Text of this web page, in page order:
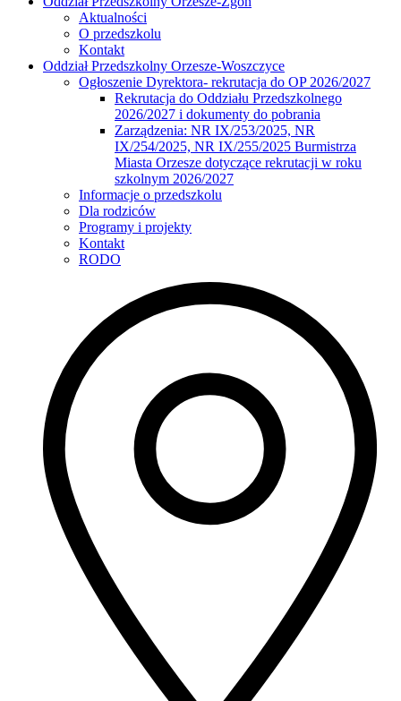
Aktualności
O przedszkolu
Kontakt
Oddział Przedszkolny Orzesze-Woszczyce
Ogłoszenie Dyrektora- rekrutacja do OP 2026/2027
Rekrutacja do Oddziału Przedszkolnego
2026/2027 i dokumenty do pobrania
Zarządzenia: NR IX/253/2025, NR
IX/254/2025, NR IX/255/2025 Burmistrza
Miasta Orzesze dotyczące rekrutacji w roku
szkolnym 2026/2027
Informacje o przedszkolu
Dla rodziców
Programy i projekty
Kontakt
RODO